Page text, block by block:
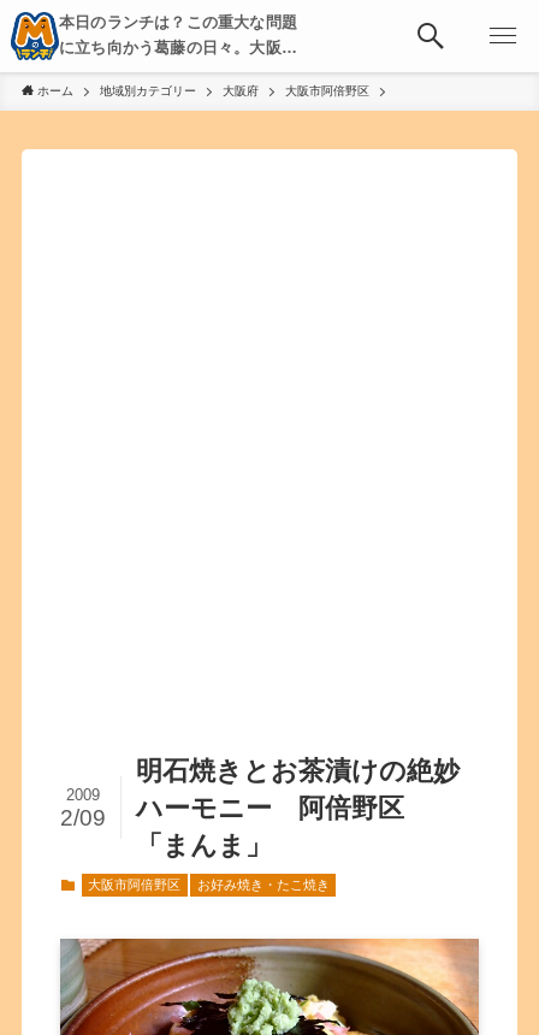
本日のランチは？この重大な問題
に立ち向かう葛藤の日々。大阪・
京都・神戸を中心とした食べ歩
き、飲み歩きを綴る。
ホーム 地域別カテゴリー 大阪府 大阪市阿倍野区
明石焼きとお茶漬けの絶妙
ハーモニー 阿倍野区
「まんま」
2009
2/09
大阪市阿倍野区 お好み焼き・たこ焼き